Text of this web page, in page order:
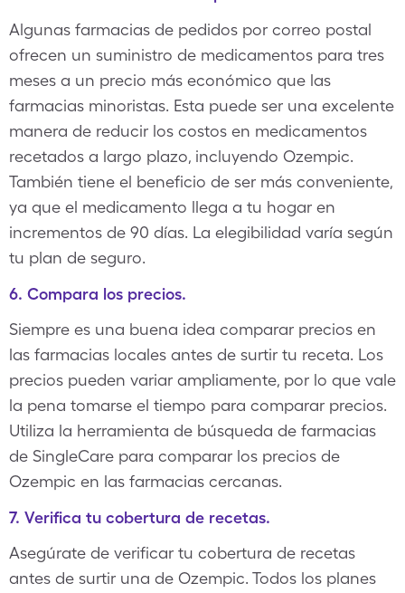
Algunas farmacias de pedidos por correo postal
ofrecen un suministro de medicamentos para tres
meses a un precio más económico que las
farmacias minoristas. Esta puede ser una excelente
manera de reducir los costos en medicamentos
recetados a largo plazo, incluyendo Ozempic.
También tiene el beneficio de ser más conveniente,
ya que el medicamento llega a tu hogar en
incrementos de 90 días. La elegibilidad varía según
tu plan de seguro.
6. Compara los precios.
Siempre es una buena idea comparar precios en
las farmacias locales antes de surtir tu receta. Los
precios pueden variar ampliamente, por lo que vale
la pena tomarse el tiempo para comparar precios.
Utiliza la herramienta de búsqueda de farmacias
de SingleCare para comparar los precios de
Ozempic en las farmacias cercanas.
7. Verifica tu cobertura de recetas.
Asegúrate de verificar tu cobertura de recetas
antes de surtir una de Ozempic. Todos los planes